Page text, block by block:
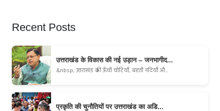
Recent Posts
उत्तराखंड के विकास की नई उड़ान – जनभागीद...
&nbsp; उत्तराखंड की ऊँची चोटियाँ, बहती नदियाँ औ...
प्रकृति की चुनौतियों पर उत्तराखंड का अडि...